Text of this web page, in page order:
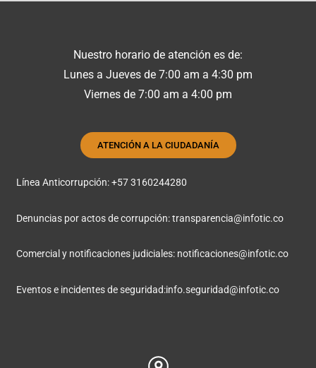
Nuestro horario de atención es de:
Lunes a Jueves de 7:00 am a 4:30 pm
Viernes de 7:00 am a 4:00 pm
ATENCIÓN A LA CIUDADANÍA
Línea Anticorrupción: +57 3160244280
Denuncias por actos de corrupción:transparencia@infotic.co
Comercial y notificaciones judiciales: notificaciones@infotic.co
Eventos e incidentes de seguridad:info.seguridad@infotic.co